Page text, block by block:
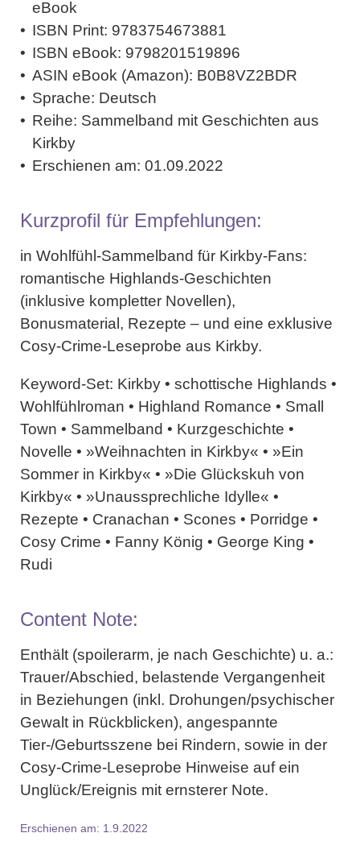
eBook
ISBN Print: 9783754673881
ISBN eBook: 9798201519896
ASIN eBook (Amazon): B0B8VZ2BDR
Sprache: Deutsch
Reihe: Sammelband mit Geschichten aus
Kirkby
Erschienen am: 01.09.2022
Kurzprofil für Empfehlungen:
in Wohlfühl-Sammelband für Kirkby-Fans:
romantische Highlands-Geschichten
(inklusive kompletter Novellen),
Bonusmaterial, Rezepte – und eine exklusive
Cosy-Crime-Leseprobe aus Kirkby.
Keyword-Set: Kirkby • schottische Highlands •
Wohlfühlroman • Highland Romance • Small
Town • Sammelband • Kurzgeschichte •
Novelle • »Weihnachten in Kirkby« • »Ein
Sommer in Kirkby« • »Die Glückskuh von
Kirkby« • »Unaussprechliche Idylle« •
Rezepte • Cranachan • Scones • Porridge •
Cosy Crime • Fanny König • George King •
Rudi
Content Note:
Enthält (spoilerarm, je nach Geschichte) u. a.:
Trauer/Abschied, belastende Vergangenheit
in Beziehungen (inkl. Drohungen/psychischer
Gewalt in Rückblicken), angespannte
Tier-/Geburtsszene bei Rindern, sowie in der
Cosy-Crime-Leseprobe Hinweise auf ein
Unglück/Ereignis mit ernsterer Note.
Erschienen am: 1.9.2022